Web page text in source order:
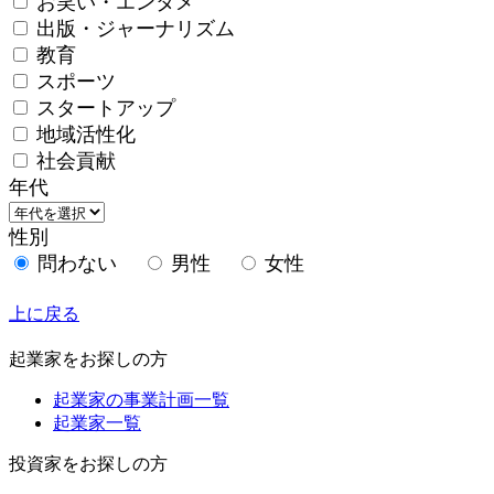
出版・ジャーナリズム
教育
スポーツ
スタートアップ
地域活性化
社会貢献
年代
性別
問わない
男性 女性
上に戻る
起業家をお探しの方
起業家の事業計画一覧
起業家一覧
投資家をお探しの方